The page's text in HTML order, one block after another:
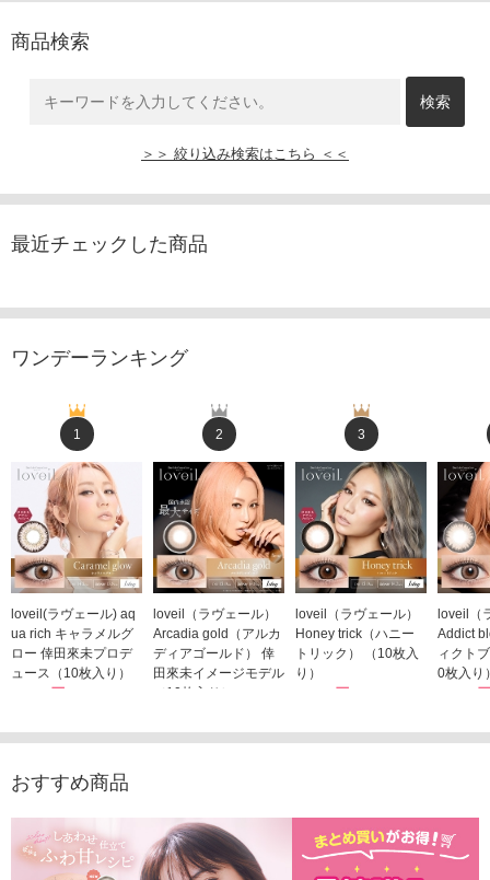
商品検索
＞＞ 絞り込み検索はこちら ＜＜
最近チェックした商品
ワンデーランキング
1
loveil(ラヴェール) aq
ua rich キャラメルグ
ロー 倖田來未プロデ
ュース（10枚入り）
1,760円
2
loveil（ラヴェール）
Arcadia gold（アルカ
ディアゴールド） 倖
田來未イメージモデル
（10枚入り）
3
loveil（ラヴェール）
Honey trick（ハニー
トリック） （10枚入
り）
1,760円
loveil（
Addict
ィクト
0枚入り
1,760
おすすめ商品